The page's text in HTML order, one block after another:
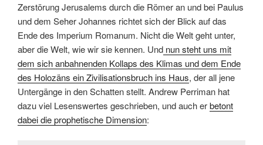
Zerstörung Jerusalems durch die Römer an und bei Paulus
und dem Seher Johannes richtet sich der Blick auf das
Ende des Imperium Romanum. Nicht die Welt geht unter,
aber die Welt, wie wir sie kennen. Und nun steht uns mit
dem sich anbahnenden Kollaps des Klimas und dem Ende
des Holozäns ein Zivilisationsbruch ins Haus, der all jene
Untergänge in den Schatten stellt. Andrew Perriman hat
dazu viel Lesenswertes geschrieben, und auch erbetont
dabei die prophetische Dimension: